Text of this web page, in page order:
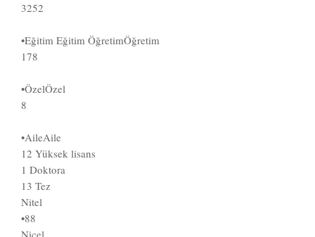
3252
•Eğitim Eğitim ÖğretimÖğretim
178
•ÖzelÖzel
8
•AileAile
12 Yüksek lisans
1 Doktora
13 Tez
Nitel
•88